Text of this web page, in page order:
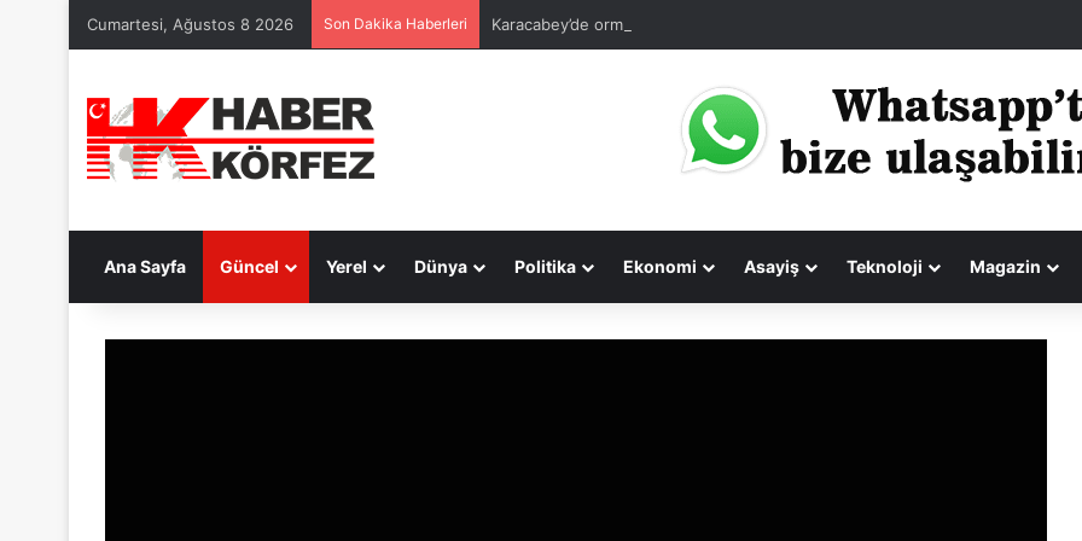
Cumartesi, Ağustos 8 2026 Son Dakika Haberleri Karacabey’de ormanlık alanda yangın paniği
Ana Sayfa Güncel Yerel Dünya Politika Ekonomi Asayiş Teknoloji Magazin